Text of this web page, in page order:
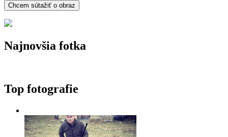
Najnovšia fotka
Top fotografie